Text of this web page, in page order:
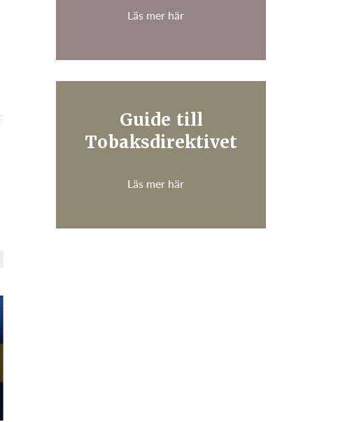
Läs mer här
Guide till
Tobaksdirektivet
Läs mer här